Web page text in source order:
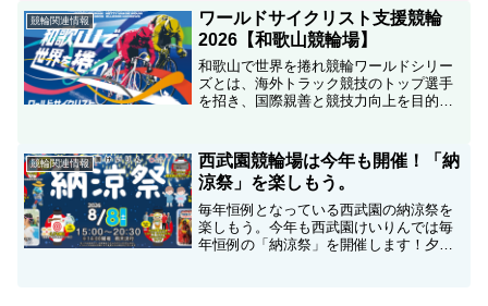
【全日】・女子オールスタードリームア
イスSEVENドリーム...
競輪関連情報
ワールドサイクリスト支援競輪
2026【和歌山競輪場】
和歌山で世界を捲れ競輪ワールドシリー
ズとは、海外トラック競技のトップ選手
を招き、国際親善と競技力向上を目的に
まり、2009年からは「短期登録制度」と
して継続されてき...
競輪関連情報
西武園競輪場は今年も開催！「納
涼祭」を楽しもう。
毎年恒例となっている西武園の納涼祭を
楽しもう。今年も西武園けいりんでは毎
年恒例の「納涼祭」を開催します！夕涼